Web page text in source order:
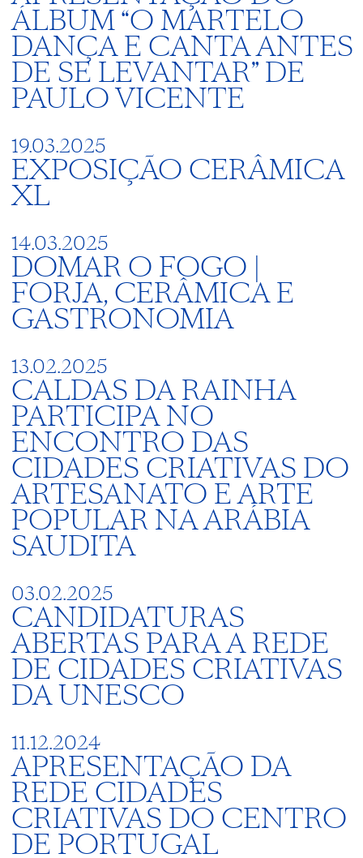
ÁLBUM “O MARTELO
DANÇA E CANTA ANTES
DE SE LEVANTAR” DE
PAULO VICENTE
19.03.2025
EXPOSIÇÃO CERÂMICA
XL
14.03.2025
DOMAR O FOGO |
FORJA, CERÂMICA E
GASTRONOMIA
13.02.2025
CALDAS DA RAINHA
PARTICIPA NO
ENCONTRO DAS
CIDADES CRIATIVAS DO
ARTESANATO E ARTE
POPULAR NA ARÁBIA
SAUDITA
03.02.2025
CANDIDATURAS
ABERTAS PARA A REDE
DE CIDADES CRIATIVAS
DA UNESCO
11.12.2024
APRESENTAÇÃO DA
REDE CIDADES
CRIATIVAS DO CENTRO
DE PORTUGAL